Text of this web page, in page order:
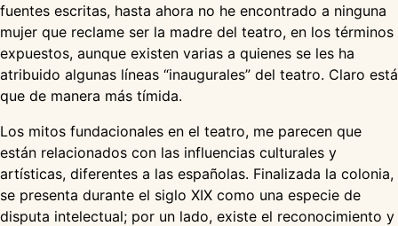
fuentes escritas, hasta ahora no he encontrado a ninguna
mujer que reclame ser la madre del teatro, en los términos
expuestos, aunque existen varias a quienes se les ha
atribuido algunas líneas “inaugurales” del teatro. Claro está
que de manera más tímida.
Los mitos fundacionales en el teatro, me parecen que
están relacionados con las influencias culturales y
artísticas, diferentes a las españolas. Finalizada la colonia,
se presenta durante el siglo XIX como una especie de
disputa intelectual; por un lado, existe el reconocimiento y